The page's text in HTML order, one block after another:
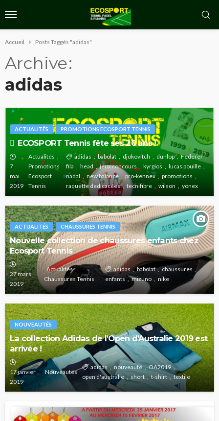
Accueil Posts Taggés "adidas"
Archive
adidas
ACTUALITÉS PROMOTIONS ECOSPORT TENNIS
ECOSPORT Tennis fête ses 20 ans !
7
mai
2019
Actualités
Promotions
Ecosport
Tennis
adidas babolat djokovitch dunlop
Federer
fila
head jeux concours kyrgios
lucas pouille
nadal
new balance pro-kennex
promotions
raquette dedicacées
tecnifibre wilson yonex
ACTUALITÉS CHAUSSURES TENNIS
Nouvelle collection de chaussures enfants chez
Ecosport Tennis
27 mars
2019
Actualités
Chaussures Tennis
adidas babolat
chaussures
enfants
mizuno nike
NOUVEAUTÉS
La collection Adidas de l’Open d’Australie 2019 est
arrivée !
17 janvier
2019
Nouveautés
adidas nouveauté
OA2019
open d'australie
short t-shirt textile